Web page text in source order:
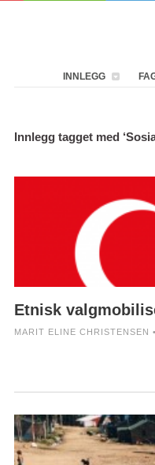
INNLEGG
Innlegg tagget med
Etnisk
MARIT ELINE CHRISTENSEN